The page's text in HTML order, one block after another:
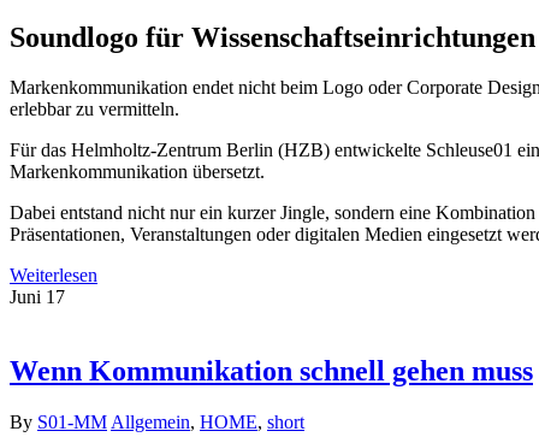
Soundlogo für Wissenschaftseinrichtungen
Markenkommunikation endet nicht beim Logo oder Corporate
erlebbar zu vermitteln.
Für das Helmholtz-Zentrum Berlin (HZB) entwickelte Schleuse01
Markenkommunikation übersetzt.
Dabei entstand nicht nur ein kurzer Jingle, sondern eine Kombination
Präsentationen, Veranstaltungen oder digitalen Medien eingesetzt
Weiterlesen
Juni 17
Wenn Kommunikation schnell gehen muss
By S01-MM Allgemein, HOME, short